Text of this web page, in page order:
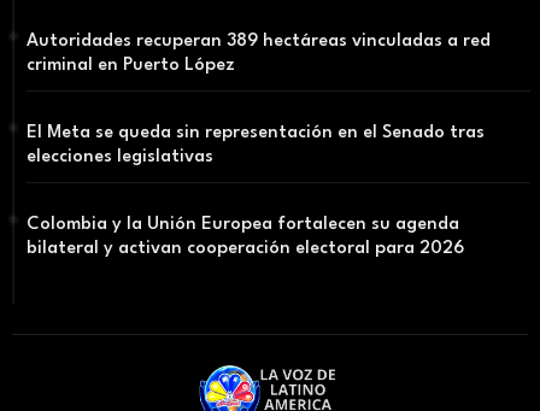
Autoridades recuperan 389 hectáreas vinculadas a red
criminal en Puerto López
El Meta se queda sin representación en el Senado tras
elecciones legislativas
Colombia y la Unión Europea fortalecen su agenda
bilateral y activan cooperación electoral para 2026